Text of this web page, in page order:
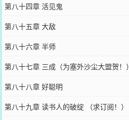
第八十四章 活见鬼
第八十五章 大敌
第八十六章 半师
第八十七章 三成（为塞外沙尘大盟贺！）
第八十八章 好聪明
第八十九章 读书人的破绽 （求订阅！）